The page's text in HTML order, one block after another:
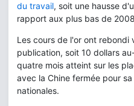
du travail, soit une hausse
rapport aux plus bas de
Les cours de l'or ont rebondi
publication, soit 10 dollars
quatre mois atteint sur les
avec la Chine fermée pour
nationales.